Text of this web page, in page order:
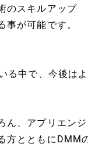
のスキルアップ
が可能です。
る中で、今後はよ
ん、アプリエンジ
方とともにDMM